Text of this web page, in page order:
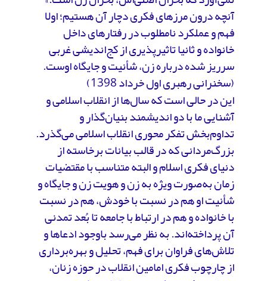
آنچه درون مرزهای فکری دچار آن هستیم؛ اولا
فهم و عملکرد نامطلوب در رفتارهای داخل
خانواده و ثانیا تاثیرپذیری از کج‌اندیشی غربی
سرریز شده درباره‌ زن، شأنیت و جایگاه اوست.
(سخنرانی رهبری اول خرداد 1398)
این در حالی است که سال‌ها از انقلاب اسلامی و
آشنایی ما با دو اندیشمند بنیان‌گذار و
تداوم‌بخش تفکر محوری انقلاب اسلامی می‌گذرد.
بزرگ‌مردانی که در قالب بیانات برخاسته از
دنیای فکری اسلام و البته متناسب با مقتضیات
زمان به‌صورت ویژه به زن و هویت زن و جایگاه و
شأنیت او هم در نسبت با خودش، هم در نسبت
با خانواده و هم در ارتباط با جامعه تا بُعد تمدنی
آن پرداخته‌اند. به نظر می‌رسد باوجود ادعاها و
تلاش‌های فراوان برای فهم، تحلیل و بهره‌برداری
از چارچوب فکری امامین انقلاب در حوزه‌ زنان،